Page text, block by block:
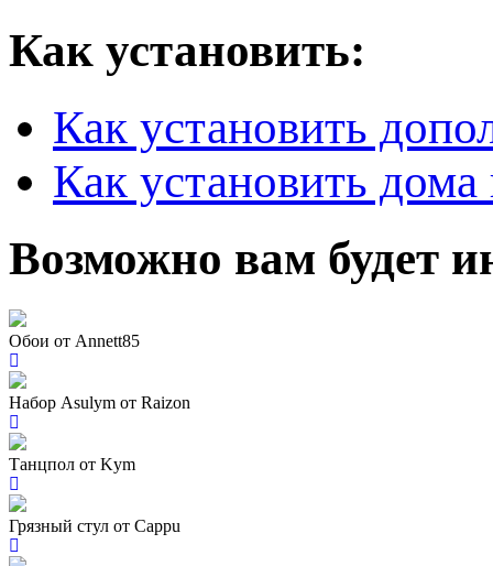
Как установить:
Как установить
Как установить
Возможно вам будет
Обои от Annett85
Набор Asulym от Raizon
Танцпол от Kym
Грязный стул от Cappu